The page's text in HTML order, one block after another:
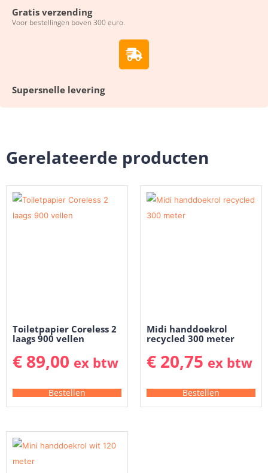
Gratis verzending
Voor bestellingen boven 300 euro.
Supersnelle levering
Gerelateerde producten
Toiletpapier Coreless 2
laags 900 vellen
€ 89,00 ex btw
Bestellen
Midi handdoekrol
recycled 300 meter
€ 20,75 ex btw
Bestellen